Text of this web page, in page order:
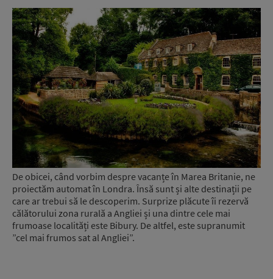
De obicei, când vorbim despre vacanțe în Marea Britanie, ne
proiectăm automat în Londra. Însă sunt și alte destinații pe
care ar trebui să le descoperim. Surprize plăcute îi rezervă
călătorului zona rurală a Angliei și una dintre cele mai
frumoase localități este Bibury. De altfel, este supranumit
”cel mai frumos sat al Angliei”.